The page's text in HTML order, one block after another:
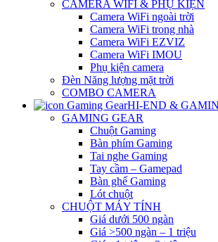
CAMERA WIFI & PHỤ KIỆN
Camera WiFi ngoài trời
Camera WiFi trong nhà
Camera WiFi EZVIZ
Camera WiFi IMOU
Phụ kiện camera
Đèn Năng lượng mặt trời
COMBO CAMERA
HI-END &
GAMING GEAR
Chuột Gaming
Bàn phím Gaming
Tai nghe Gaming
Tay cầm – Gamepad
Bàn ghế Gaming
Lót chuột
CHUỘT MÁY TÍNH
Giá dưới 500 ngàn
Giá >500 ngàn – 1 triệu